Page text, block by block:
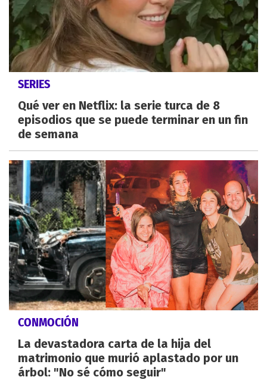
SERIES
Qué ver en Netflix: la serie turca de 8
episodios que se puede terminar en un fin
de semana
CONMOCIÓN
La devastadora carta de la hija del
matrimonio que murió aplastado por un
árbol: "No sé cómo seguir"